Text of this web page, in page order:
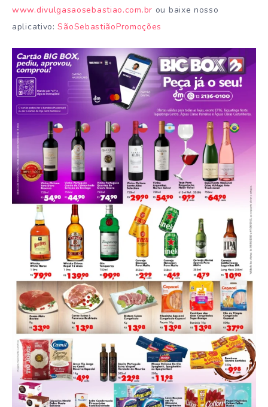
www.divulgasaosebastiao.com.br ou baixe nosso
aplicativo:SãoSebastiãoPromoções